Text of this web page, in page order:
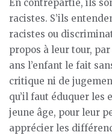
En contrepartie, ils
racistes. S’ils
racistes ou
propos à leur tour, par
ans l’enfant le fait
critique ni de
qu’il faut éduquer les
jeune âge, pour leur
apprécier les